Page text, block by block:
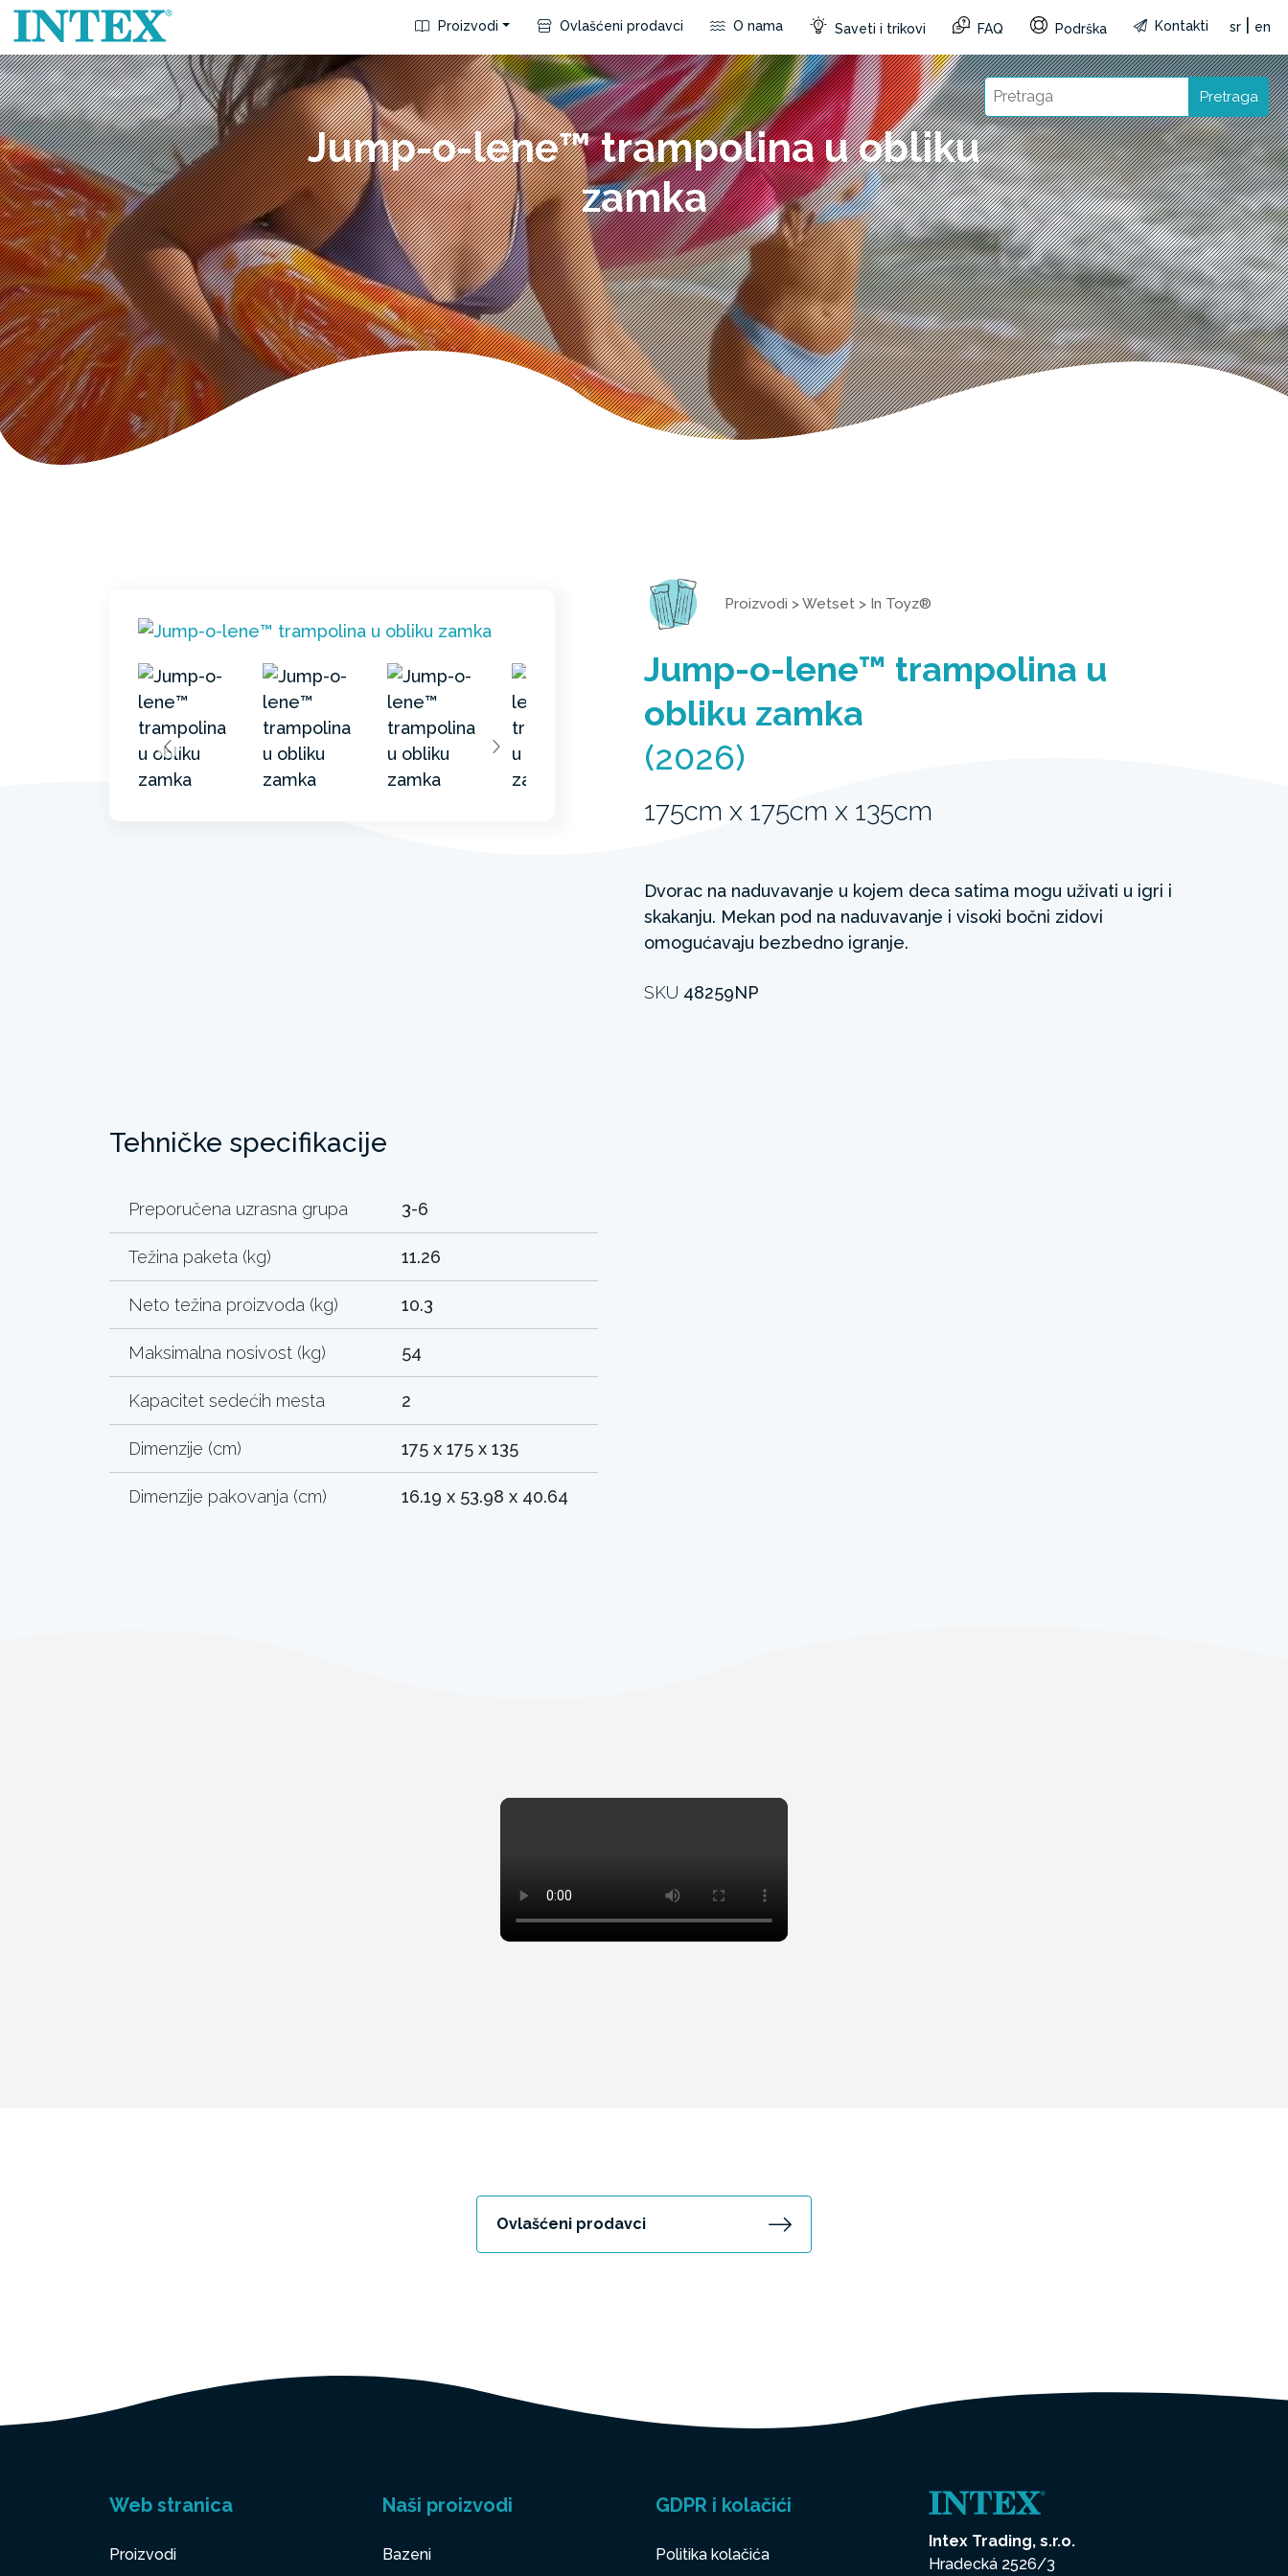
Proizvodi Ovlašćeni prodavci O nama Saveti i trikovi FAQ Podrška Kontakti sr en
Pretraga
Jump-o-lene™ trampolina u obliku
zamka
Proizvodi >Wetset > In Toyz®
Jump-o-lene™ trampolina u
obliku zamka
(2026)
175cm x 175cm x 135cm
Dvorac na naduvavanje u kojem deca satima mogu uživati u igri i
skakanju. Mekan pod na naduvavanje i visoki bočni zidovi
omogućavaju bezbedno igranje.
SKU 48259NP
Tehničke specifikacije
Preporučena uzrasna grupa 3-6
Težina paketa (kg) 11.26
Neto težina proizvoda (kg) 10.3
Maksimalna nosivost (kg) 54
Kapacitet sedećih mesta 2
Dimenzije (cm) 175 x 175 x 135
Dimenzije pakovanja (cm) 16.19 x 53.98 x 40.64
Ovlašćeni prodavci
Web stranica
Proizvodi
Naši proizvodi
Bazeni
GDPR i kolačići
Politika kolačića
Intex Trading, s.r.o.
Hradecká 2526/3